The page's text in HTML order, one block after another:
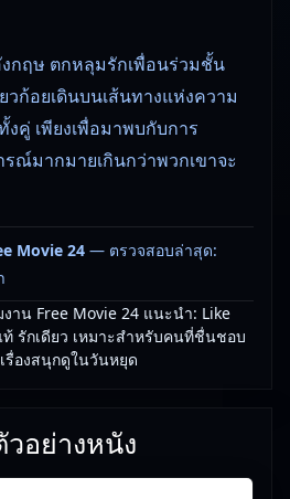
กฤษ ตกหลุมรักเพื่อนร่วมชั้น
วก้อยเดินบนเส้นทางแห่งความ
คู่ เพียงเพื่อมาพบกับการ
ณ์มากมายเกินกว่าพวกเขาจะ
Movie 24 — ตรวจสอบล่าสุด:
าน Free Movie 24 แนะนำ: Like
ท้ รักเดียว เหมาะสำหรับคนที่ชื่นชอบ
รื่องสนุกดูในวันหยุด
อย่างหนัง